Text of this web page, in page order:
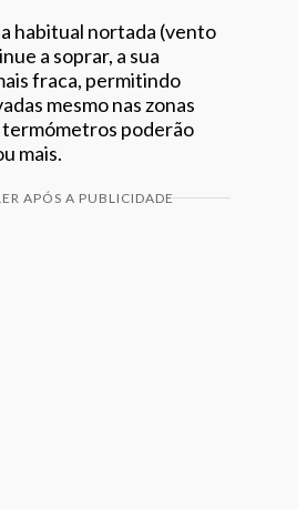
habitual nortada (vento
a soprar, a sua
fraca, permitindo
mesmo nas zonas
termómetros poderão
mais.
APÓS A PUBLICIDADE